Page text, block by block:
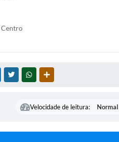
Centro
MESSENGER
TWITTERWHATSAPP
Velocidade de leitura: